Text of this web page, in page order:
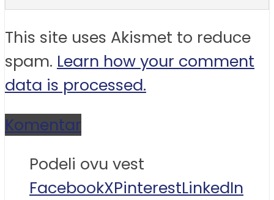
This site uses Akismet to reduce
spam. Learn how your comment
data is processed.
Komentar
Podeli ovu vest
FacebookXPinterestLinkedIn